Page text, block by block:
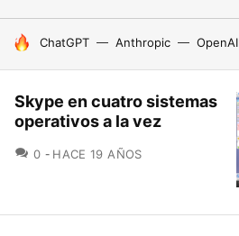
HOY SE HABLA DE
ChatGPT Anthropic OpenAI
Skype en cuatro sistemas
operativos a la vez
0 COMENTARIOS
HACE 19 AÑOS